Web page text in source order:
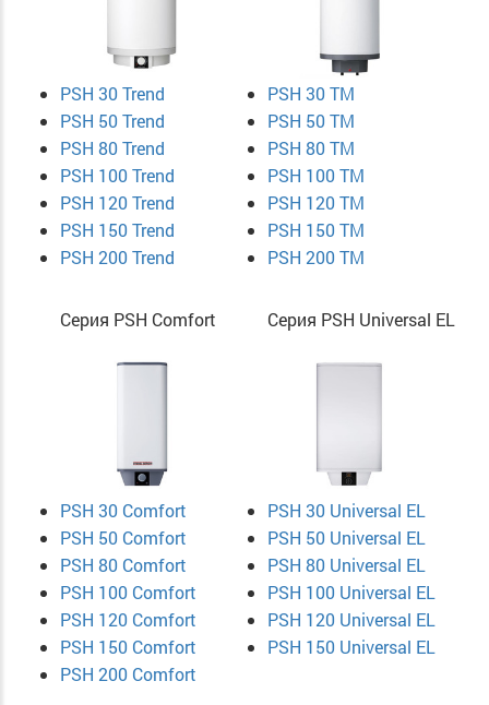
PSH 30 Trend
PSH 50 Trend
PSH 80 Trend
PSH 100 Trend
PSH 120 Trend
PSH 150 Trend
PSH 200 Trend
PSH 30 TM
PSH 50 TM
PSH 80 TM
PSH 100 TM
PSH 120 TM
PSH 150 TM
PSH 200 TM
Серия PSH Comfort
PSH 30 Comfort
PSH 50 Comfort
PSH 80 Comfort
PSH 100 Comfort
PSH 120 Comfort
PSH 150 Comfort
PSH 200 Comfort
Серия PSH Universal EL
PSH 30 Universal EL
PSH 50 Universal EL
PSH 80 Universal EL
PSH 100 Universal EL
PSH 120 Universal EL
PSH 150 Universal EL